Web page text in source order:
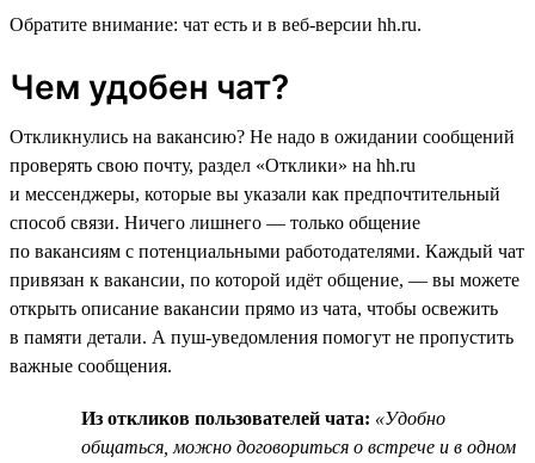
Обратите внимание: чат есть и в веб-версии hh.ru.
Чем удобен чат?
Откликнулись на вакансию? Не надо в ожидании сообщений
проверять свою почту, раздел «Отклики» на hh.ru
и мессенджеры, которые вы указали как предпочтительный
способ связи. Ничего лишнего — только общение
по вакансиям с потенциальными работодателями. Каждый чат
привязан к вакансии, по которой идёт общение, — вы можете
открыть описание вакансии прямо из чата, чтобы освежить
в памяти детали. А пуш-уведомления помогут не пропустить
важные сообщения.
Из откликов пользователей чата: «Удобно
общаться, можно договориться о встрече и в одном